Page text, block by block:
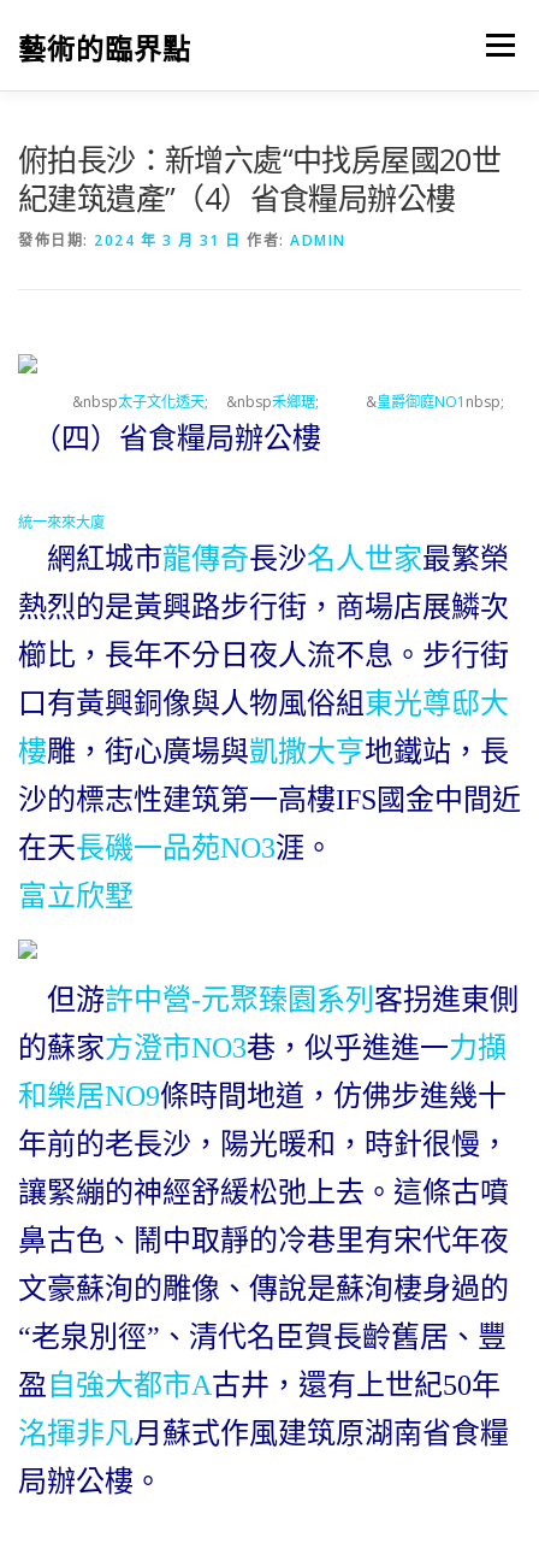
藝術的臨界點 選單
俯拍長沙：新增六處“中找房屋國20世
紀建筑遺產”（4）省食糧局辦公樓
發佈日期: 2024 年 3 月 31 日 作者: ADMIN
&nbsp太子文化透天; &nbsp禾鄉琚; &皇爵御庭NO1 nbsp;
（四）省食糧局辦公樓
統一來來大廈
網紅城市龍傳奇長沙名人世家最繁榮
熱烈的是黃興路步行街，商場店展鱗次
櫛比，長年不分日夜人流不息。步行街
口有黃興銅像與人物風俗組東光尊邸大
樓雕，街心廣場與凱撒大亨地鐵站，長
沙的標志性建筑第一高樓IFS國金中間近
在天長磯一品苑NO3涯。
富立欣墅
但游許中營-元聚臻園系列 客拐進東側
的蘇家方澄市NO3巷，似乎進進一力擷
和樂居NO9條時間地道，仿佛步進幾十
年前的老長沙，陽光暖和，時針很慢，
讓緊繃的神經舒緩松弛上去。這條古噴
鼻古色、鬧中取靜的冷巷里有宋代年夜
文豪蘇洵的雕像、傳說是蘇洵棲身過的
“老泉別徑”、清代名臣賀長齡舊居、豐
盈 自強大都市A古井，還有上世紀50年
洺揮非凡月蘇式作風建筑原湖南省食糧
局辦公樓。